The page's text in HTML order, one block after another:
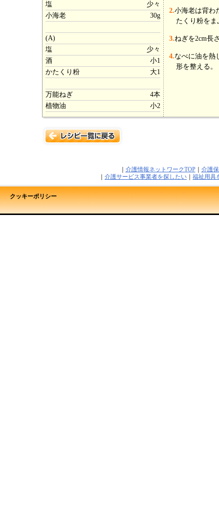
塩
少々
小海老
30g
(A)
塩
少々
酒
小1
かたくり粉
大1
万能ねぎ
4本
植物油
小2
2.小海老は背わ
たくり粉を
3.ねぎを2cm長
4.なべに油を熱
形を整える。
介護情報ネットワークTOP｜ 介護
介護サービス事業者を探したい 福祉用具
クッキーポリシー